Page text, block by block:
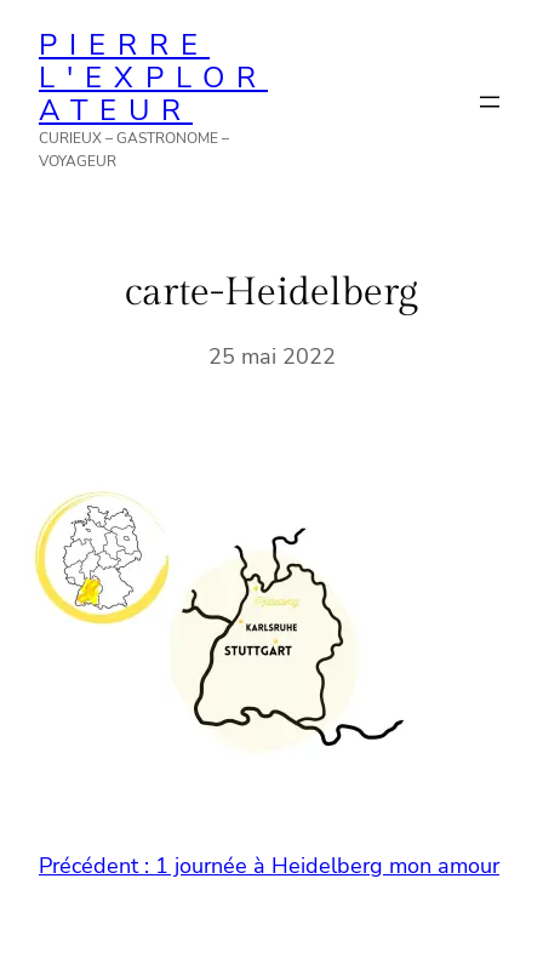
contenu
PIERRE
L'EXPLOR
ATEUR
CURIEUX – GASTRONOME –
VOYAGEUR
carte-Heidelberg
25 mai 2022
Précédent : 1 journée à Heidelberg mon amour